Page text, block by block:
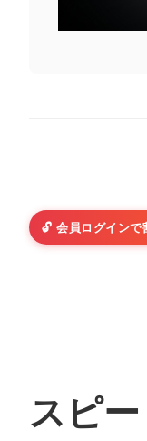
🔓 会員ログイン
スピ